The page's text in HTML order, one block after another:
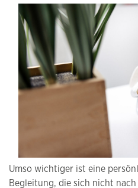
Umso wichtiger ist eine
Begleitung, die sich nicht